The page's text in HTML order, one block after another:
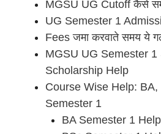
MGSU UG Cutoff कैसे
UG Semester 1
Fees जमा करवाते समय ये
MGSU UG Semester 1
Scholarship Help
Course Wise Help:
Semester 1
BA Semester 1